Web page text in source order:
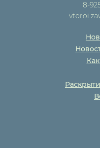
8-